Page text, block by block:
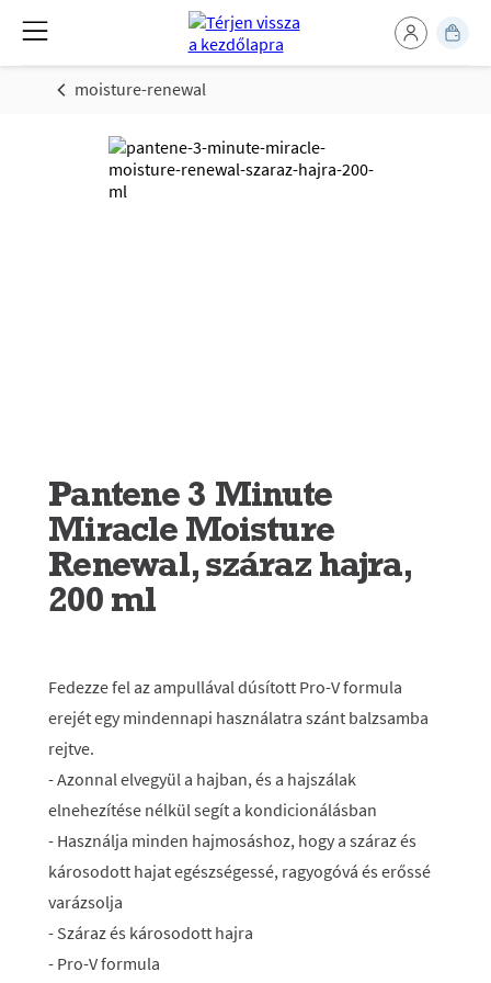
moisture-renewal
Pantene 3 Minute
Miracle Moisture
Renewal, száraz hajra,
200 ml
Fedezze fel az ampullával dúsított Pro-V formula
erejét egy mindennapi használatra szánt balzsamba
rejtve.
- Azonnal elvegyül a hajban, és a hajszálak
elnehezítése nélkül segít a kondicionálásban
- Használja minden hajmosáshoz, hogy a száraz és
károsodott hajat egészségessé, ragyogóvá és erőssé
varázsolja
- Száraz és károsodott hajra
- Pro-V formula